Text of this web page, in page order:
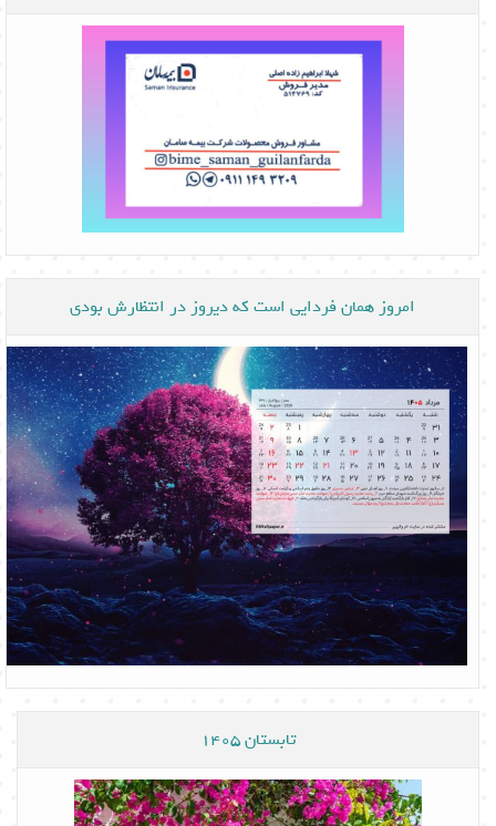
امروز همان فردایی است که دیروز در انتظارش بودی
تابستان 1405